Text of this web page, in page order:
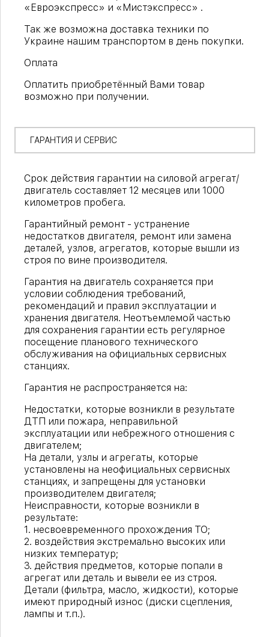
«Евроэкспресс» и «Мистэкспресс» .
Так же возможна доставка техники по
Украине нашим транспортом в день покупки.
Оплата
Оплатить приобретённый Вами товар
возможно при получении.
ГАРАНТИЯ И СЕРВИС
Срок действия гарантии на силовой агрегат/
двигатель составляет 12 месяцев или 1000
километров пробега.
Гарантийный ремонт - устранение
недостатков двигателя, ремонт или замена
деталей, узлов, агрегатов, которые вышли из
строя по вине производителя.
Гарантия на двигатель сохраняется при
условии соблюдения требований,
рекомендаций и правил эксплуатации и
хранения двигателя. Неотъемлемой частью
для сохранения гарантии есть регулярное
посещение планового технического
обслуживания на официальных сервисных
станциях.
Гарантия не распространяется на:
Недостатки, которые возникли в результате
ДТП или пожара, неправильной
эксплуатации или небрежного отношения с
двигателем;
На детали, узлы и агрегаты, которые
установлены на неофициальных сервисных
станциях, и запрещены для установки
производителем двигателя;
Неисправности, которые возникли в
результате:
1. несвоевременного прохождения ТО;
2. воздействия экстремально высоких или
низких температур;
3. действия предметов, которые попали в
агрегат или деталь и вывели ее из строя.
Детали (фильтра, масло, жидкости), которые
имеют природный износ (диски сцепления,
лампы и т.п.).